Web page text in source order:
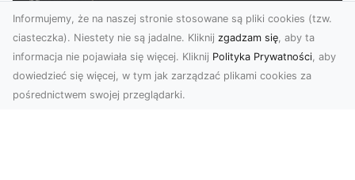
Informujemy, że na naszej stronie stosowane są pliki cookies (tzw.
ciasteczka). Niestety nie są jadalne. Kliknij zgadzam się, aby ta
informacja nie pojawiała się więcej. Kliknij Polityka Prywatności, aby
dowiedzieć się więcej, w tym jak zarządzać plikami cookies za
pośrednictwem swojej przeglądarki.